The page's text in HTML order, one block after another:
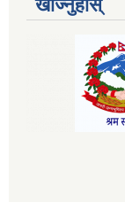
खोज्नुहोस्